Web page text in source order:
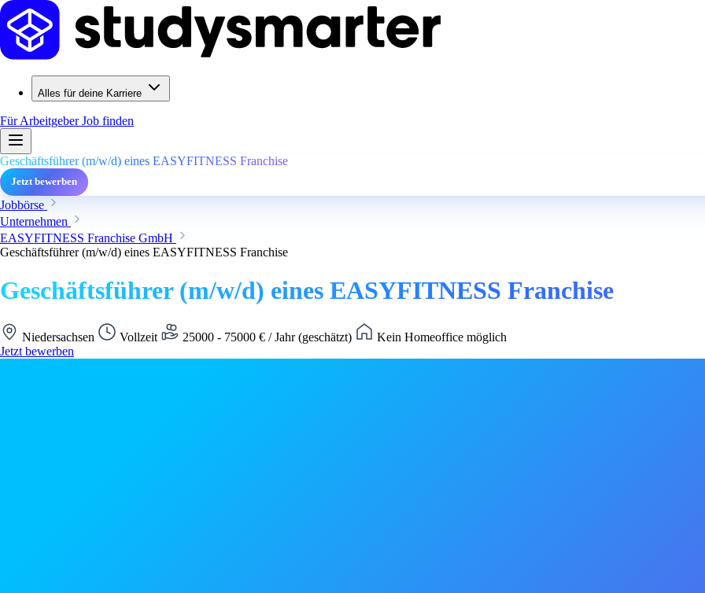
Alles für deine Karriere
Für ArbeitgeberJob finden
Geschäftsführer (m/w/d) eines EASYFITNESS Franchise
Jetzt bewerben
Jobbörse
Unternehmen
EASYFITNESS Franchise GmbH
Geschäftsführer (m/w/d) eines EASYFITNESS Franchise
Geschäftsführer (m/w/d) eines EASYFITNESS Franchise
Niedersachsen Vollzeit 25000 - 75000 € / Jahr (geschätzt)
Kein Homeoffice möglich
Jetzt bewerben